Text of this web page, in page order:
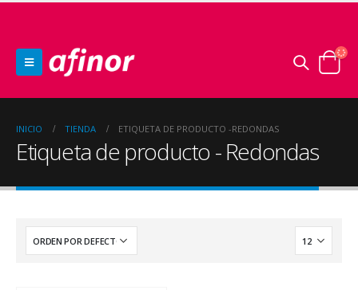
INICIO TIENDA ETIQUETA DE PRODUCTO -REDONDAS
Etiqueta de producto - Redondas